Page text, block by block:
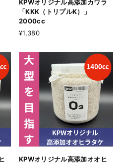
KPWオリジナル高添加カワラ
「KKK（トリプルK）」
2000cc
¥1,380
KPWオリジナル高添加オオヒ